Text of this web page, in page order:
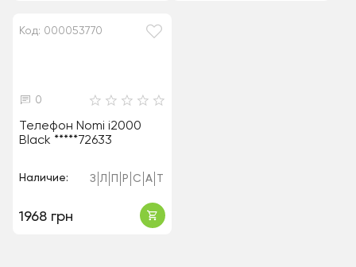
Код: 000053770
0
Телефон Nomi i2000
Black *****72633
Наличие: З Л Р С А
1968 грн